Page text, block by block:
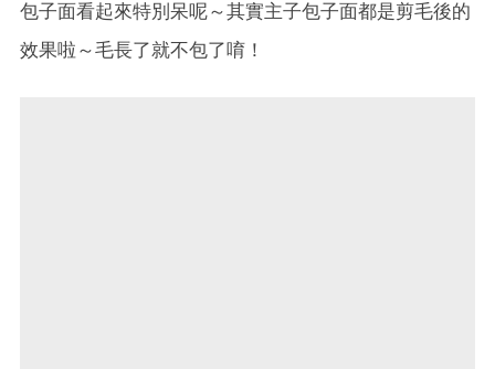
包子面看起來特別呆呢～其實主子包子面都是剪毛後的
效果啦～毛長了就不包了唷！